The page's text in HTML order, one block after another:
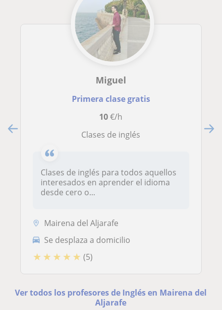
Miguel
Primera clase gratis
10€/h
Clases de inglés
Clases de inglés para todos aquellos
interesados en aprender el idioma
desde cero o...
Mairena del Aljarafe
Se desplaza a domicilio
★ ★ ★ ★ ★ (5)
Ver todos los profesores de Inglés en Mairena del
Aljarafe